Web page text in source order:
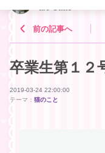
afe Gatto
前の記事へ
卒業生第１２
2019-03-24 22:00:00
テーマ： 猫のこと